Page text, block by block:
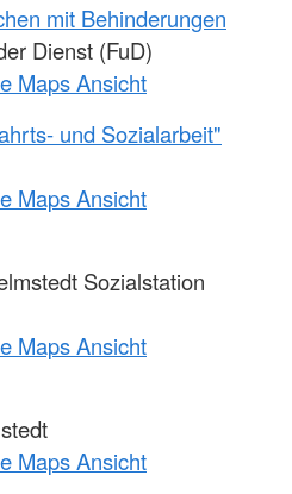
mit Behinderungen
Dienst (FuD)
Maps Ansicht
und Sozialarbeit"
Maps Ansicht
Sozialstation
Maps Ansicht
Maps Ansicht